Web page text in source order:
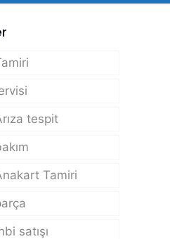
tespit
Tamiri
satışı